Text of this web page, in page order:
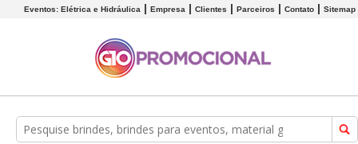
Eventos: Elétrica e Hidráulica Empresa Clientes Parceiros Contato Sitemap